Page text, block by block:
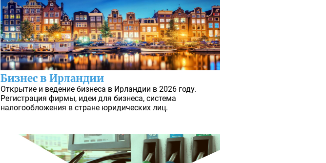
Бизнес в Ирландии
Открытие и ведение бизнеса в Ирландии в 2026 году.
Регистрация фирмы, идеи для бизнеса, система
налогообложения в стране юридических лиц.